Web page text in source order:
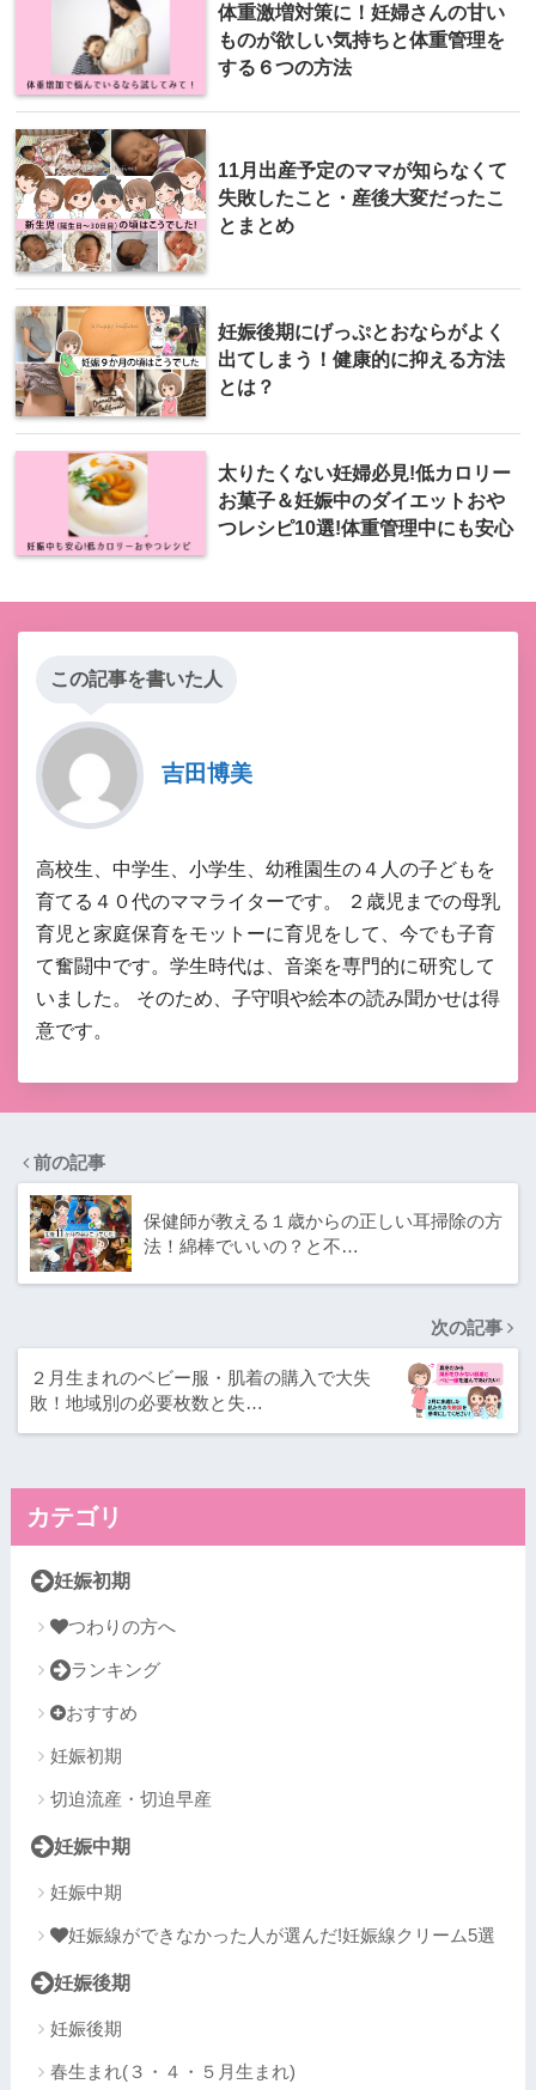
体重激増対策に！妊婦さんの甘い
ものが欲しい気持ちと体重管理を
する６つの方法
11月出産予定のママが知らなくて
失敗したこと・産後大変だったこ
とまとめ
妊娠後期にげっぷとおならがよく
出てしまう！健康的に抑える方法
とは？
太りたくない妊婦必見!低カロリー
お菓子＆妊娠中のダイエットおや
つレシピ10選!体重管理中にも安心
この記事を書いた人
吉田博美
高校生、中学生、小学生、幼稚園生の４人の子どもを
育てる４０代のママライターです。 ２歳児までの母乳
育児と家庭保育をモットーに育児をして、今でも子育
て奮闘中です。学生時代は、音楽を専門的に研究して
いました。 そのため、子守唄や絵本の読み聞かせは得
意です。
前の記事
保健師が教える１歳からの正しい耳掃除の方
法！綿棒でいいの？と不…
次の記事
２月生まれのベビー服・肌着の購入で大失
敗！地域別の必要枚数と失…
カテゴリ
妊娠初期
つわりの方へ
ランキング
おすすめ
妊娠初期
切迫流産・切迫早産
妊娠中期
妊娠中期
妊娠線ができなかった人が選んだ!妊娠線クリーム5選
妊娠後期
妊娠後期
春生まれ(３・４・５月生まれ)